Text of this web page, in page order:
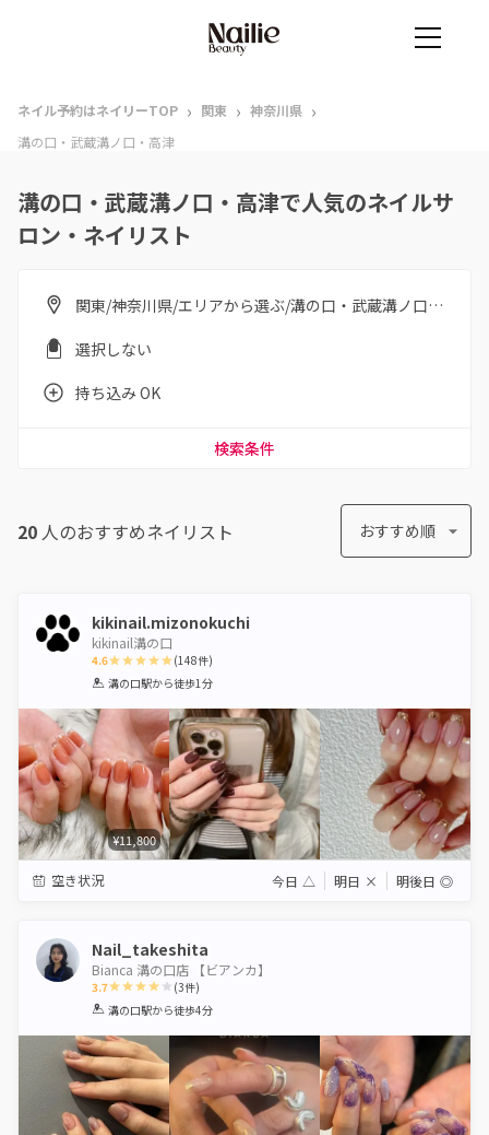
ネイル予約はネイリーTOP › 関東 › 神奈川県 ›
溝の口・武蔵溝ノ口・高津
溝の口・武蔵溝ノ口・高津で人気のネイルサ
ロン・ネイリスト
関東/神奈川県/エリアから選ぶ/溝の口・武蔵溝ノ口・高津
選択しない
持ち込み OK
検索条件
20 人のおすすめネイリスト おすすめ順
kikinail.mizonokuchi
kikinail溝の口
4.6
1 2 3 4 5
(148件)
溝の口駅から徒歩1分
¥11,800
空き状況 今日 △ 明日 × 明後日 ◎
Nail_takeshita
Bianca 溝の口店 【ビアンカ】
3.7
1 2 3 4 5
(3件)
溝の口駅から徒歩4分